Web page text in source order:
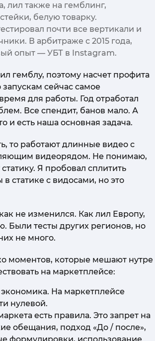
лил также на гемблинг,
белую товарку.
почти все вертикали и
В арбитраже с 2015 года,
опыт — УБТ в Instagram.
гемблу, поэтому насчет профита
сейчас самое
для работы. Год отработал
Все спендит, банов мало. А
и есть наша основная задача.
то работают длинные видео с
видеорядом. Не понимаю,
Я пробовал сплитить
статике с видосами, но это
не изменился. Как лил Европу,
Были тесты других регионов, но
не много.
моментов, которые мешают нутре
на маркетплейсе:
На маркетплейсе
нулевой.
есть правила. Это запрет на
обещания, подход «До / после»,
формулировки, использование